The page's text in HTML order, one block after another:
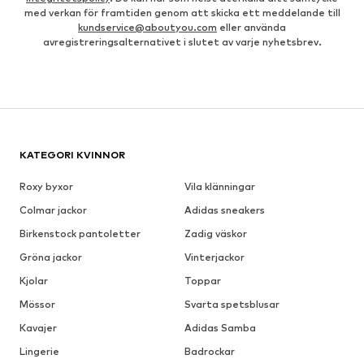
med verkan för framtiden genom att skicka ett meddelande till
kundservice@aboutyou.com eller använda
avregistreringsalternativet i slutet av varje nyhetsbrev.
KATEGORI KVINNOR
Roxy byxor
Vila klänningar
Colmar jackor
Adidas sneakers
Birkenstock pantoletter
Zadig väskor
Gröna jackor
Vinterjackor
Kjolar
Toppar
Mössor
Svarta spetsblusar
Kavajer
Adidas Samba
Lingerie
Badrockar